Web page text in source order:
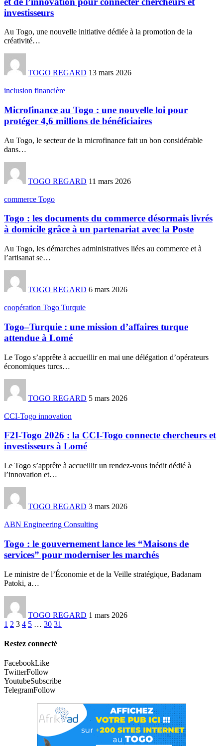
investisseurs
Au Togo, une nouvelle initiative dédiée à la promotion de la
créativité…
TOGO REGARD 13 mars 2026
inclusion financière
Microfinance au Togo : une nouvelle loi pour
protéger 4,6 millions de bénéficiaires
Au Togo, le secteur de la microfinance fait un bon considérable
dans…
TOGO REGARD 11 mars 2026
commerce Togo
Togo : les documents du commerce désormais livrés
à domicile grâce à un partenariat avec la Poste
Au Togo, les démarches administratives liées au commerce et à
l’artisanat se…
TOGO REGARD 6 mars 2026
coopération Togo Turquie
Togo–Turquie : une mission d’affaires turque
attendue à Lomé
Le Togo s’apprête à accueillir en mai une délégation d’opérateurs
économiques turcs…
TOGO REGARD 5 mars 2026
CCI-Togo innovation
F2I-Togo 2026 : la CCI-Togo connecte chercheurs et
investisseurs à Lomé
Le Togo s’apprête à accueillir un rendez-vous inédit dédié à
l’innovation et…
TOGO REGARD 3 mars 2026
ABN Engineering Consulting
Togo : le gouvernement lance les “Maisons de
services” pour moderniser les marchés
Le ministre de l’Économie et de la Veille stratégique, Badanam
Patoki, a…
TOGO REGARD 1 mars 2026
1 2 3 4 5 … 30 31
Restez connecté
FacebookLike
TwitterFollow
YoutubeSubscribe
TelegramFollow